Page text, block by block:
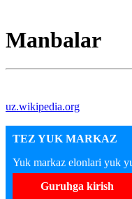
Manbalar
uz.wikipedia.org
TEZ YUK MARKAZ
Yuk markaz elonlari yuk
Guruhga kirish